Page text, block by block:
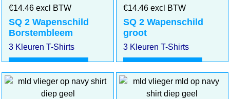
€14.46 excl BTW
SQ 2 Wapenschild
Borstembleem
3 Kleuren T-Shirts
€14.46 excl BTW
SQ 2 Wapenschild
groot
3 Kleuren T-Shirts